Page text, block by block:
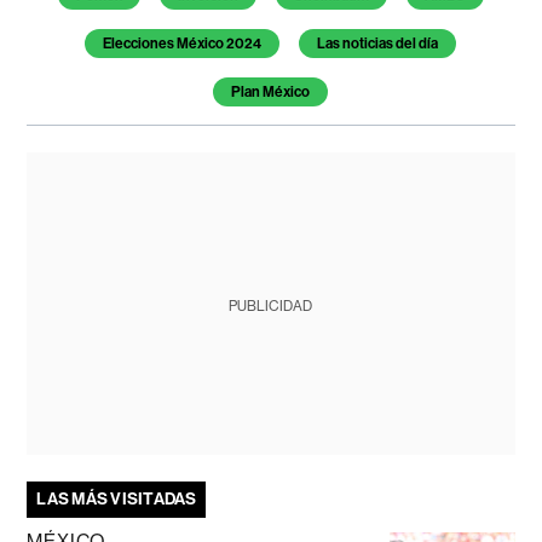
Elecciones México 2024 Las noticias del día
Plan México
PUBLICIDAD
LAS MÁS VISITADAS